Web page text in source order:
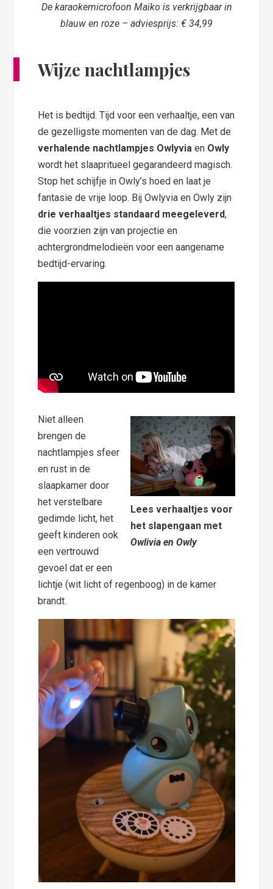
De karaokemicrofoon Maïko is verkrijgbaar in
blauw en roze – adviesprijs: € 34,99
Wijze nachtlampjes
Het is bedtijd. Tijd voor een verhaaltje, een van
de gezelligste momenten van de dag. Met de
verhalende nachtlampjes Owlyviaen Owly
wordt het slaapritueel gegarandeerd magisch.
Stop het schijfje in Owly’s hoed en laat je
fantasie de vrije loop. Bij Owlyvia en Owly zijn
drie verhaaltjes standaard meegeleverd,
die voorzien zijn van projectie en
achtergrondmelodieën voor een aangename
bedtijd-ervaring.
Lees verhaaltjes voor
het slapengaan met
Owlivia en Owly
Niet alleen
brengen de
nachtlampjes sfeer
en rust in de
slaapkamer door
het verstelbare
gedimde licht, het
geeft kinderen ook
een vertrouwd
gevoel dat er een
lichtje (wit licht of regenboog) in de kamer
brandt.